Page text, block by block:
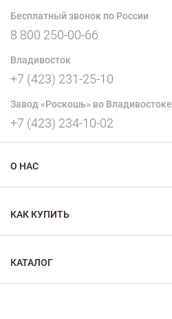
Бесплатный звонок по России
8 800 250-00-66
Владивосток
+7 (423) 231-25-10
Завод «Роскошь» во Владивостоке
+7 (423) 234-10-02
О НАС
КАК КУПИТЬ
КАТАЛОГ